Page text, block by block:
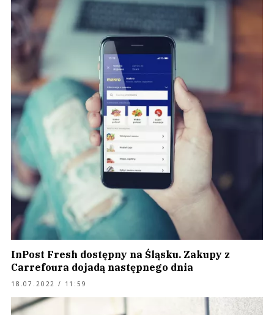
InPost Fresh dostępny na Śląsku. Zakupy z
Carrefoura dojadą następnego dnia
18.07.2022 / 11:59